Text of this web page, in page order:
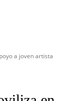
a joven artista